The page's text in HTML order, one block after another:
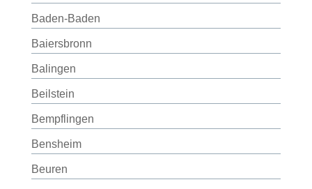
Baden-Baden
Baiersbronn
Balingen
Beilstein
Bempflingen
Bensheim
Beuren